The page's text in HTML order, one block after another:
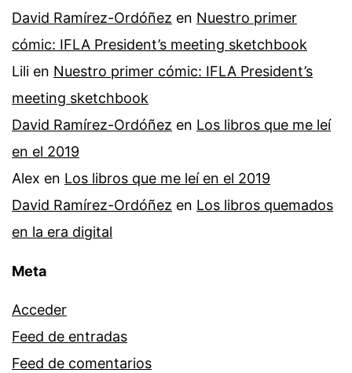
David Ramírez-Ordóñez en Nuestro primer
cómic: IFLA President’s meeting sketchbook
Lili en Nuestro primer cómic: IFLA President’s
meeting sketchbook
David Ramírez-Ordóñez en Los libros que me leí
en el 2019
Alex en Los libros que me leí en el 2019
David Ramírez-Ordóñez en Los libros quemados
en la era digital
Meta
Acceder
Feed de entradas
Feed de comentarios